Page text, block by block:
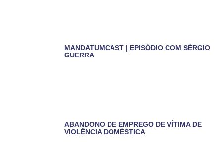
MANDATUMCAST | EPISÓDIO COM SÉRGIO
GUERRA
ABANDONO DE EMPREGO DE VÍTIMA DE
VIOLÊNCIA DOMÉSTICA